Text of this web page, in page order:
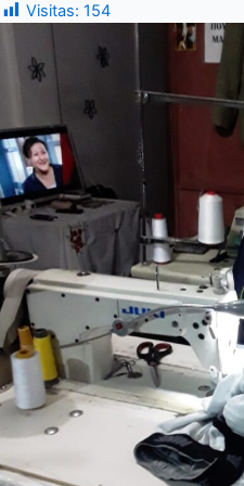
Visitas: 154